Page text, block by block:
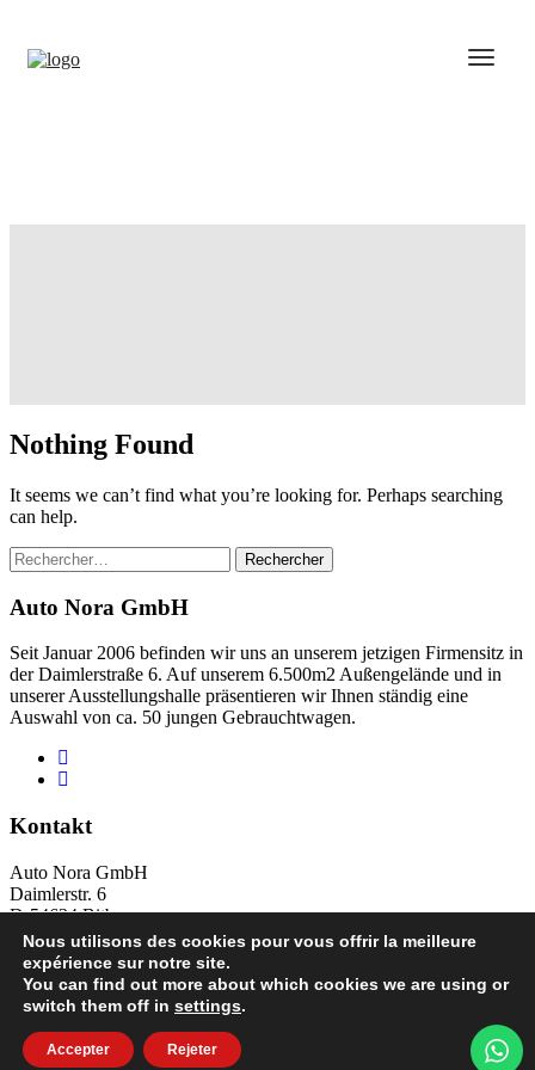
Nothing Found
It seems we can’t find what you’re looking for. Perhaps searching
can help.
Rechercher :
Auto Nora GmbH
Seit Januar 2006 befinden wir uns an unserem jetzigen Firmensitz in
der Daimlerstraße 6. Auf unserem 6.500m2 Außengelände und in
unserer Ausstellungshalle präsentieren wir Ihnen ständig eine
Auswahl von ca. 50 jungen Gebrauchtwagen.
Kontakt
Auto Nora GmbH
Daimlerstr. 6
D-54634 Bitburg
info@auto-nora.de
+49 (0)6561 7447
Copyrights 2026 Datenschutzerklärung
Nous utilisons des cookies pour vous offrir la meilleure
expérience sur notre site.
You can find out more about which cookies we are using or
switch them off in settings.
Accepter Rejeter